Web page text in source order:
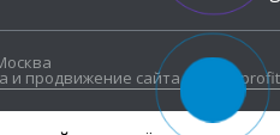
и продвижение сайта — Seo4profit